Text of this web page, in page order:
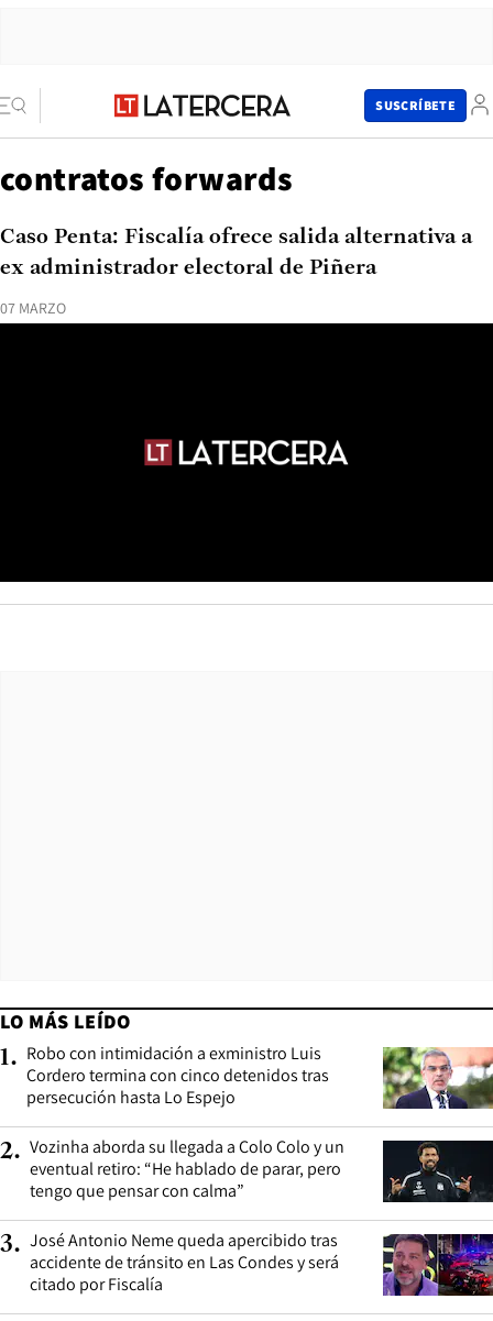
SUSCRÍBETE
contratos forwards
07 MARZO
Caso Penta: Fiscalía ofrece salida alternativa a
ex administrador electoral de Piñera
LO MÁS LEÍDO
1. Robo con intimidación a exministro Luis
Cordero termina con cinco detenidos tras
persecución hasta Lo Espejo
2. Vozinha aborda su llegada a Colo Colo y un
eventual retiro: “He hablado de parar, pero
tengo que pensar con calma”
3. José Antonio Neme queda apercibido tras
accidente de tránsito en Las Condes y será
citado por Fiscalía